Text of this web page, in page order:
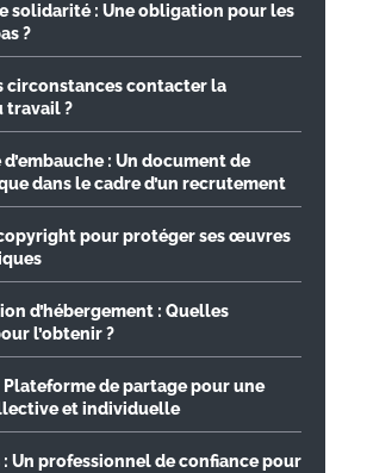
solidarité : Une obligation pour les
?
circonstances contacter la
travail ?
d’embauche : Un document de
dans le cadre d’un recrutement
pour protéger ses œuvres
d’hébergement : Quelles
l’obtenir ?
Plateforme de partage pour une
et individuelle
: Un professionnel de confiance pour